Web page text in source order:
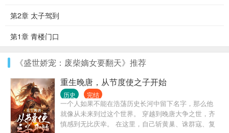
第2章 太子驾到
第1章 青楼门口
《盛世娇宠：废柴嫡女要翻天》推荐
重生晚唐，从节度使之子开始
历史 完结
一个人如果不能在浩荡历史长河中留下名字，那么他
就像从未来到过这个世界。 穿越到晚唐大争之世，齐
慎感到无比庆幸。 在这里，自己斩黄巢、诛群寇、复